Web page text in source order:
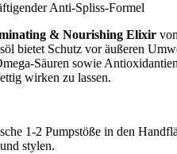
Anti-Spliss-Formel
& Nourishing Elixir von
bietet Schutz vor äußeren
Säuren sowie
wirken zu lassen.
1-2 Pumpstöße in den
stylen.